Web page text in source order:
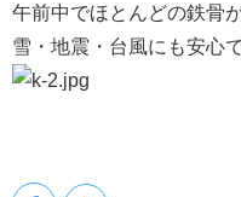
イベント
午前中でほとんどの鉄骨
雪・地震・台風にも安心で